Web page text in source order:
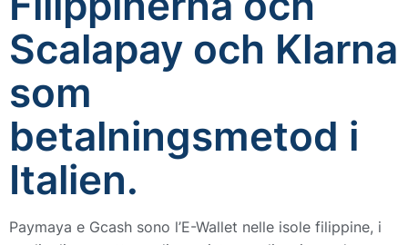
Scalapay och Klarna
som
betalningsmetod i
Italien.
Paymaya e Gcash sono l’E-Wallet nelle isole filippine, i